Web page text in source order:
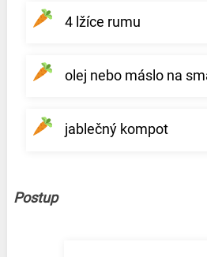
4 lžíce rumu
olej nebo máslo na
jablečný kompot
Postup